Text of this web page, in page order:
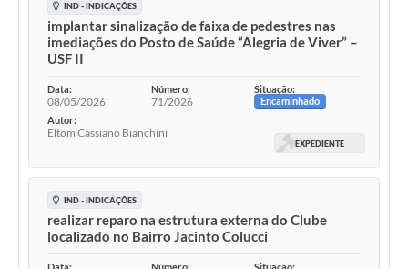
IND - INDICAÇÕES
implantar sinalização de faixa de pedestres nas
imediações do Posto de Saúde “Alegria de Viver” –
USF II
Data:
08/05/2026
Número:
71/2026
Situação:
Encaminhado
Autor:
Eltom Cassiano Bianchini
EXPEDIENTE
IND - INDICAÇÕES
realizar reparo na estrutura externa do Clube
localizado no Bairro Jacinto Colucci